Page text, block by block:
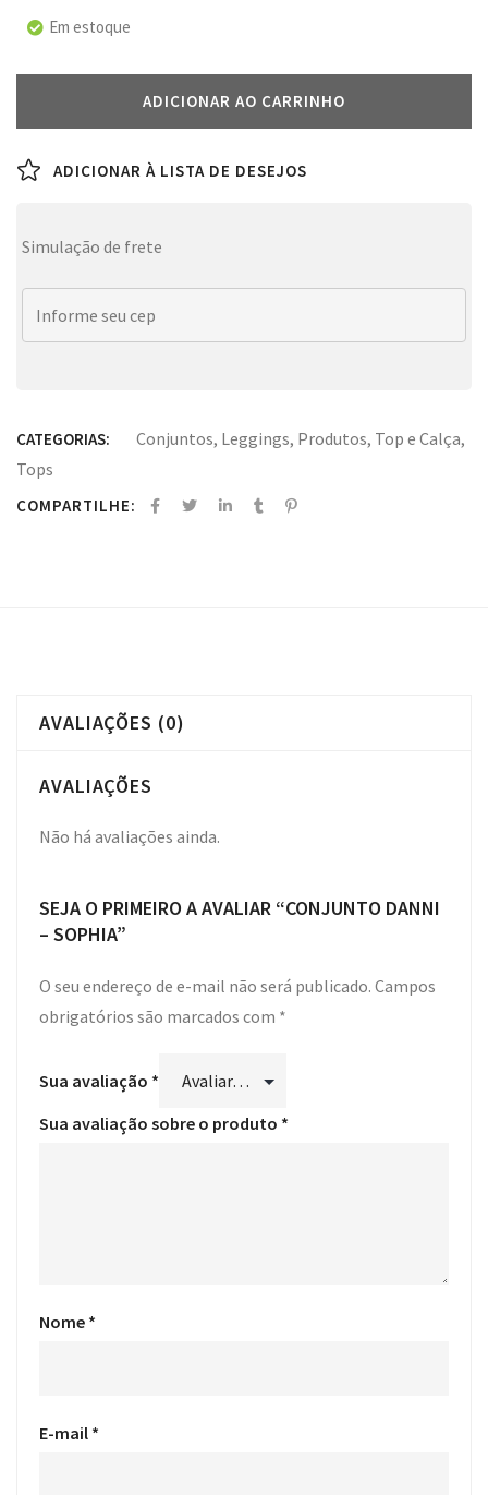
Em estoque
ADICIONAR AO CARRINHO
ADICIONAR À LISTA DE DESEJOS
Simulação de frete
CATEGORIAS: Conjuntos, Leggings, Produtos, Top e Calça,
Tops
COMPARTILHE:
AVALIAÇÕES (0)
AVALIAÇÕES
Não há avaliações ainda.
SEJA O PRIMEIRO A AVALIAR “CONJUNTO DANNI
– SOPHIA”
O seu endereço de e-mail não será publicado. Campos
obrigatórios são marcados com *
Sua avaliação *
Sua avaliação sobre o produto *
Nome *
E-mail *